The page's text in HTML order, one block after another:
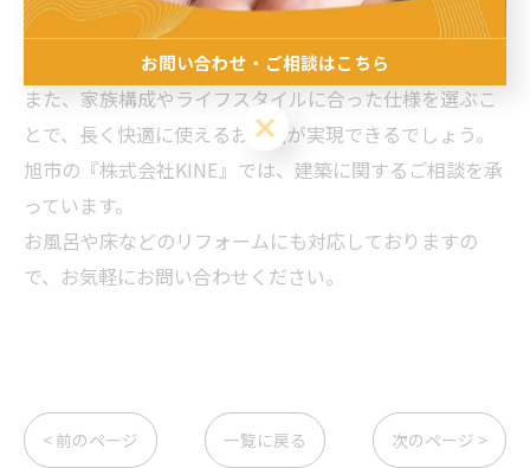
お風呂のリフォームを成功させるには、費用確認や契約
内容のチェックなど、事前の準備が欠かせません。
また、家族構成やライフスタイルに合った仕様を選ぶこ
とで、長く快適に使えるお風呂が実現できるでしょう。
旭市の『株式会社KINE』では、建築に関するご相談を承
っています。
お風呂や床などのリフォームにも対応しておりますの
で、お気軽にお問い合わせください。
< 前のページ 一覧に戻る 次のページ >
お問い合わせ・ご相談はこちら
お問い合わせ・ご相談はこちら